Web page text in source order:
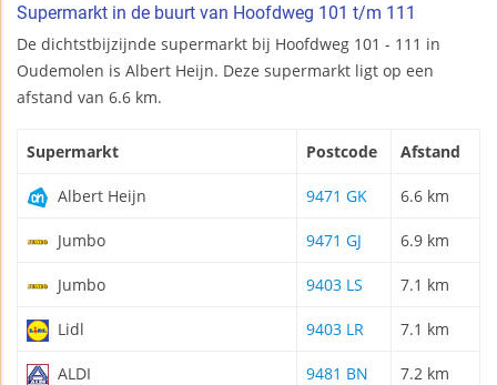
Supermarkt in de buurt van Hoofdweg 101 t/m 111
De dichtstbijzijnde supermarkt bij Hoofdweg 101 - 111 in
Oudemolen is Albert Heijn. Deze supermarkt ligt op een
afstand van 6.6 km.
Supermarkt Postcode Afstand
Albert Heijn 9471 GK 6.6 km
Jumbo 9471 GJ 6.9 km
Jumbo 9403 LS 7.1 km
Lidl 9403 LR 7.1 km
ALDI 9481 BN 7.2 km